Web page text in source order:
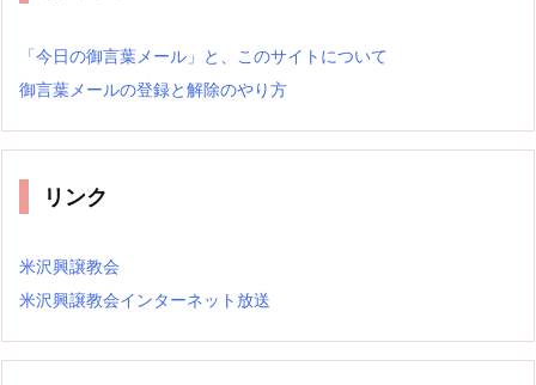
「今日の御言葉メール」と、このサイトについて
御言葉メールの登録と解除のやり方
リンク
米沢興譲教会
米沢興譲教会インターネット放送